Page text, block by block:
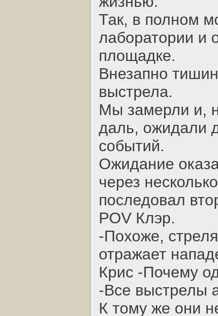
Так, в полном
лаборатории и
площадке.
Внезапно
выстрела.
Мы замерли и,
даль, ожидали
событий.
Ожидание
через
последовал
POV Клэр.
-Похоже,
отражает
Крис -Почему
-Все выстрелы
К тому же они